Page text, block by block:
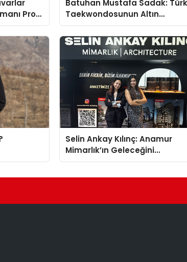
Prof.
Batuhan Mustafa Sadak:
Taekwondosunun Altın
Yumruğu
Selin Ankay Kılınç: Anamur
Mimarlık’ın Geleceğini
Şekillendiren Yöneticisi